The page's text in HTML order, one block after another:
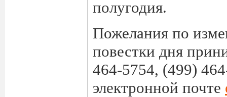
полугодия.
Пожелания по
повестки дня
464-5754, (499)
электронной почте